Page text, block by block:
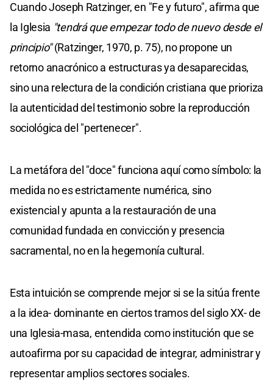
Cuando Joseph Ratzinger, en "Fe y futuro", afirma que
la Iglesia "tendrá que empezar todo de nuevo desde el
principio"(Ratzinger, 1970, p. 75), no propone un
retorno anacrónico a estructuras ya desaparecidas,
sino una relectura de la condición cristiana que prioriza
la autenticidad del testimonio sobre la reproducción
sociológica del "pertenecer".
La metáfora del "doce" funciona aquí como símbolo: la
medida no es estrictamente numérica, sino
existencial y apunta a la restauración de una
comunidad fundada en convicción y presencia
sacramental, no en la hegemonía cultural.
Esta intuición se comprende mejor si se la sitúa frente
a la idea- dominante en ciertos tramos del siglo XX- de
una Iglesia-masa, entendida como institución que se
autoafirma por su capacidad de integrar, administrar y
representar amplios sectores sociales.